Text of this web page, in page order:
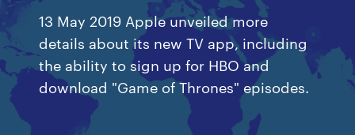
13 May 2019 Apple unveiled more
details about its new TV app, including
the ability to sign up for HBO and
download "Game of Thrones" episodes.